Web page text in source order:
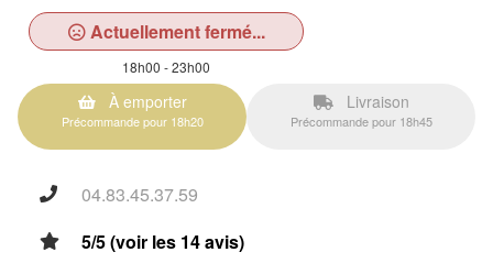
Actuellement fermé...
18h00 - 23h00
À emporter
Précommande pour 18h20
Livraison
Précommande pour 18h45
04.83.45.37.59
5/5 (voir les 14 avis)